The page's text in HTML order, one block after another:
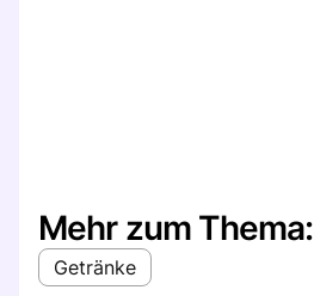
Mehr zum Thema:
Getränke